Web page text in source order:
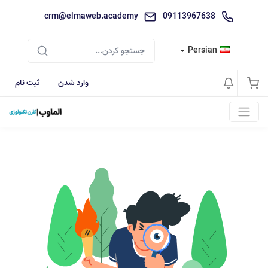
09113967638
crm@elmaweb.academy
Persian
وارد شدن ثبت نام